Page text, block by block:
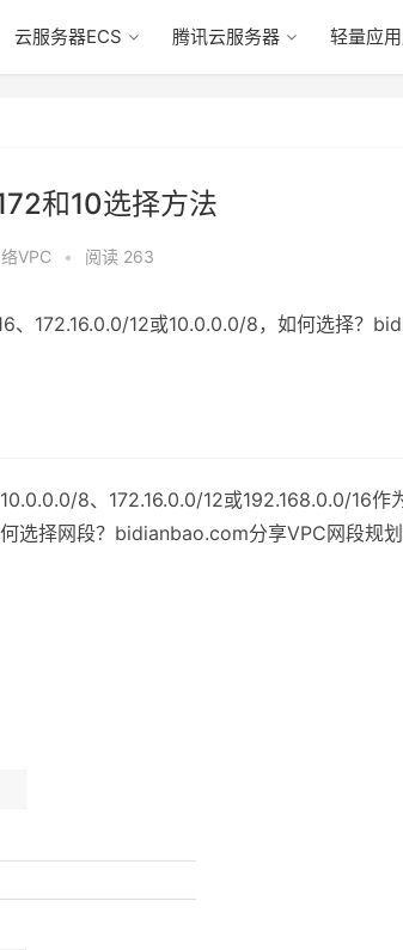
云服务器ECS 腾讯云服务器 轻量应
和10选择方法
VPC • 阅读 263
、172.16.0.0/12或10.0.0.0/8，如何选择？
8、172.16.0.0/12或192.168.0.0/16作
选择网段？bidianbao.com分享VPC网段规